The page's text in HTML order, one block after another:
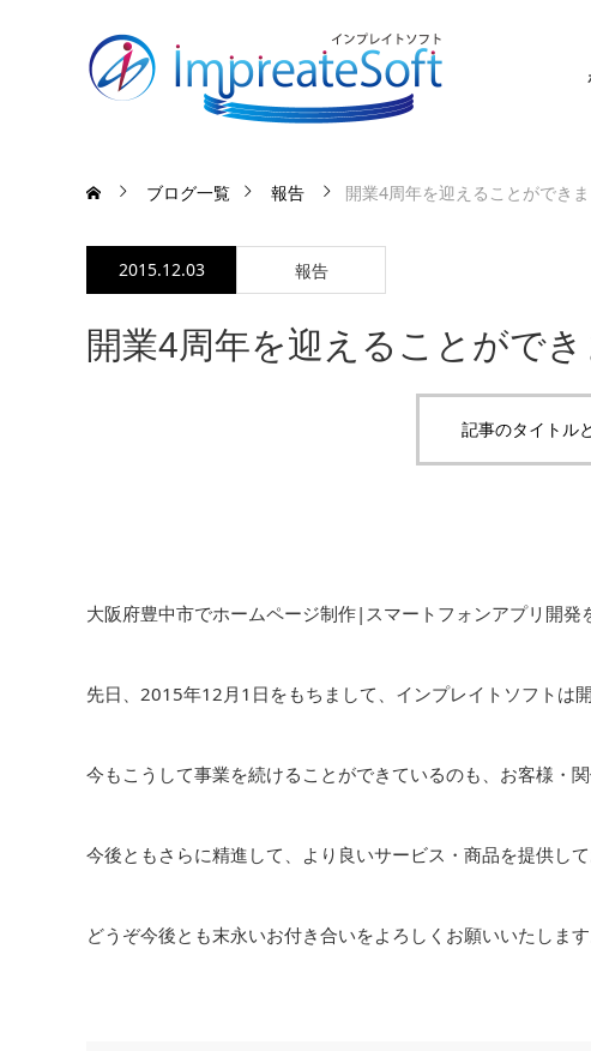
ブログ一覧 報告 開業4周年を迎えることができま
2015.12.03 報告
開業4周年を迎えることができ
記事のタイトル
大阪府豊中市でホームページ制作|スマートフォンアプリ開
先日、2015年12月1日をもちまして、インプレイトソフトは
今もこうして事業を続けることができているのも、お客様・関
今後ともさらに精進して、より良いサービス・商品を提供して
どうぞ今後とも末永いお付き合いをよろしくお願いいたします